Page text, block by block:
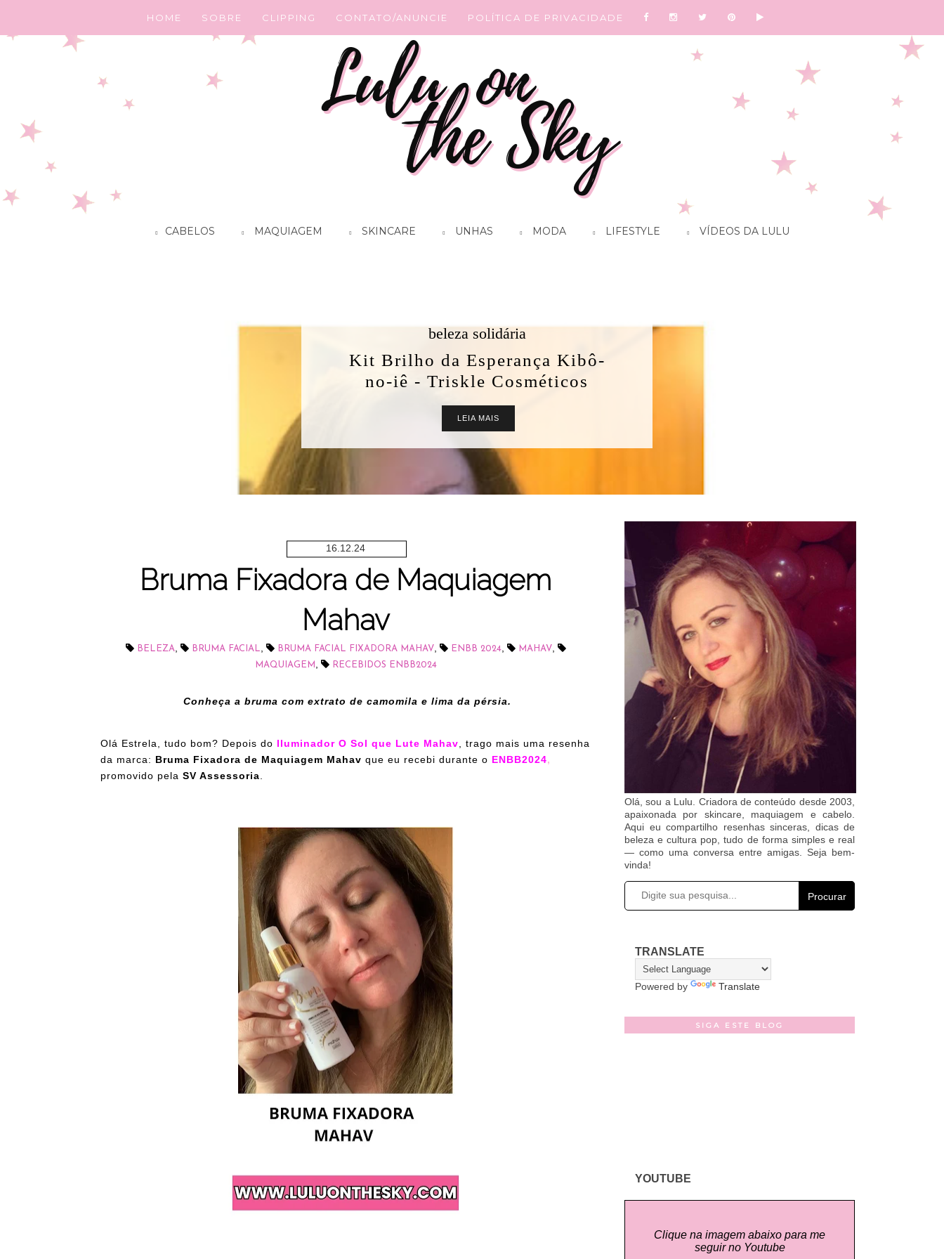
HOME SOBRE CLIPPING CONTATO/ANUNCIE POLÍTICA DE PRIVACIDADE
CABELOS MAQUIAGEM SKINCARE UNHAS MODA LIFESTYLE VÍDEOS DA LULU
beleza solidária
Kit Brilho da Esperança Kibô-
no-iê - Triskle Cosméticos
LEIA MAIS
16.12.24
Bruma Fixadora de Maquiagem
Mahav
BELEZA BRUMA FACIAL BRUMA FACIAL FIXADORA MAHAV, ENBB 2024, MAHAV,
MAQUIAGEM RECEBIDOS ENBB2024
Conheça a bruma com extrato de camomila e lima da pérsia.
Olá Estrela, tudo bom? Depois do Iluminador O Sol que Lute Mahav
trago mais uma resenha
da marca: Bruma Fixadora de Maquiagem Mahav que eu recebi durante o ENBB2024,
promovido pela SV Assessoria
Olá, sou a Lulu. Criadora de conteúdo desde 2003,
apaixonada por skincare, maquiagem e cabelo.
Aqui eu compartilho resenhas sinceras, dicas de
beleza e cultura pop, tudo de forma simples e real
— como uma conversa entre amigas. Seja bem-
vinda!
Procurar
TRANSLATE
Powered by Translate
SIGA ESTE BLOG
YOUTUBE
Clique na imagem abaixo para me
seguir no Youtube